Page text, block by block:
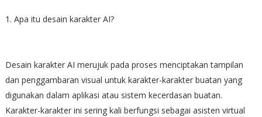
1. Apa itu desain karakter AI?
Desain karakter AI merujuk pada proses menciptakan tampilan
dan penggambaran visual untuk karakter-karakter buatan yang
digunakan dalam aplikasi atau sistem kecerdasan buatan.
Karakter-karakter ini sering kali berfungsi sebagai asisten virtual